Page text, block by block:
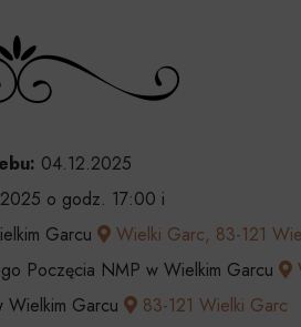
04.12.2025
o godz. 17:00 i
Garcu
Wielki Garc, 83-121
Poczęcia NMP w Wielkim Garcu
Wielkim Garcu 83-121 Wielki Garc